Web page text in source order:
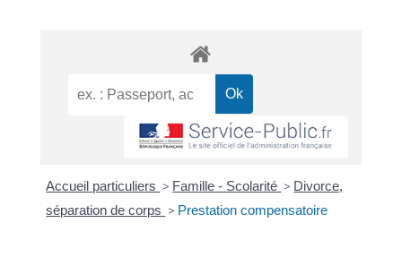
Accueil particuliers > Famille - Scolarité > Divorce,
séparation de corps > Prestation compensatoire